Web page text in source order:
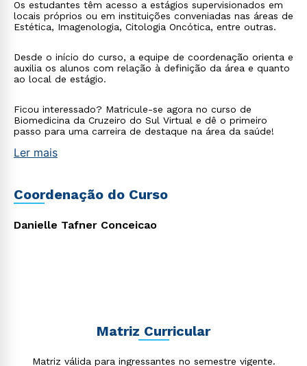
Os estudantes têm acesso a estágios supervisionados em
locais próprios ou em instituições conveniadas nas áreas de
Estética, Imagenologia, Citologia Oncótica, entre outras.
Desde o início do curso, a equipe de coordenação orienta e
auxilia os alunos com relação à definição da área e quanto
ao local de estágio.
Ficou interessado? Matricule-se agora no curso de
Biomedicina da Cruzeiro do Sul Virtual e dê o primeiro
passo para uma carreira de destaque na área da saúde!
Ler mais
Coordenação do Curso
Danielle Tafner Conceicao
Matriz Curricular
Matriz válida para ingressantes no semestre vigente.
Estou de acordo com a Política de Privacidade.e
autorizo que meus dados sejam utilizados para o
envio de conteúdos da Cruzeiro do Sul.